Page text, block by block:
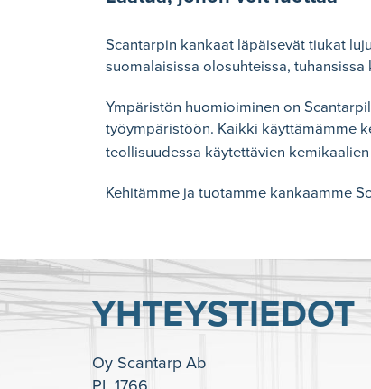
Scantarpin kankaat läpäisevät tiukat
suomalaisissa olosuhteissa,
Ympäristön huomioiminen on
työympäristöön. Kaikki käyttämämme
teollisuudessa käytettävien
Kehitämme ja tuotamme kankaamme
YHTEYSTIEDOT
Oy Scantarp Ab